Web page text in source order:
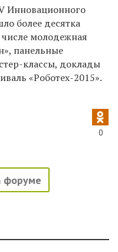
Инновационного
более десятка
молодежная
панельные
классы, доклады
«Роботех-2015».
0
форуме